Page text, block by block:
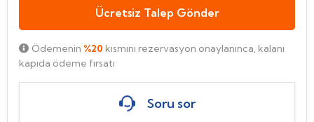
Ücretsiz Talep Gönder
Ödemenin %20 kısmını rezervasyon onaylanınca, kalanı
kapıda ödeme fırsatı
Soru sor